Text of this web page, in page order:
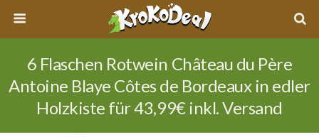
6 Flaschen Rotwein Château du Père
Antoine Blaye Côtes de Bordeaux in edler
Holzkiste für 43,99€ inkl. Versand